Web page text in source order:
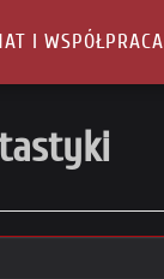
I WSPÓŁPRACA